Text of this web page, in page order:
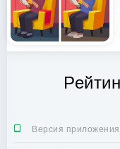
Версия